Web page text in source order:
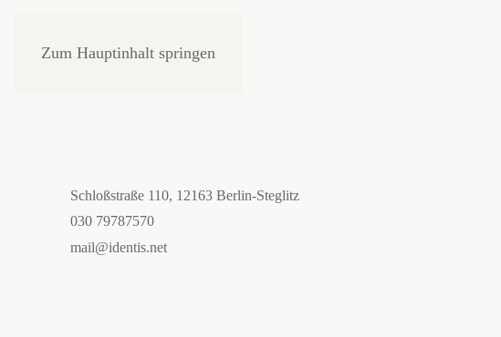
Zum Hauptinhalt springen
Schloßstraße 110, 12163 Berlin-Steglitz
030 79787570
mail@identis.net